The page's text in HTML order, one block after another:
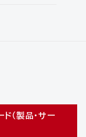
（製品・サー